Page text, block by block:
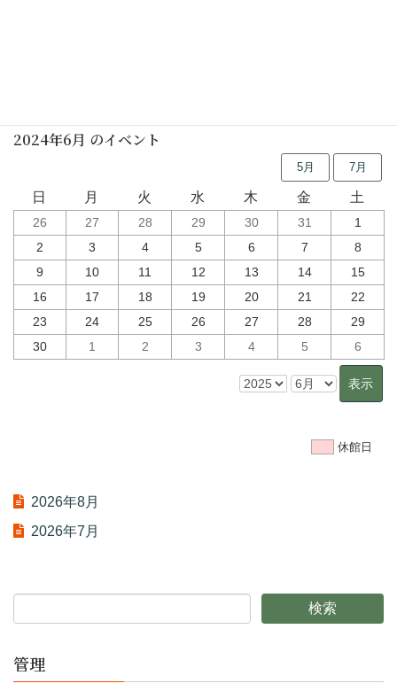
2024年6月 のイベント
5月 7月
日 月 火 水 木 金 土
26 27 28 29 30 31
1
2
3 4 5 6 7
8
9
10 11 12 13 14
15
16
17 18 19 20 21
22
23
24 25 26 27 28
29
30
1 2 3 4 5 6
休館日
2026年8月
2026年7月
管理